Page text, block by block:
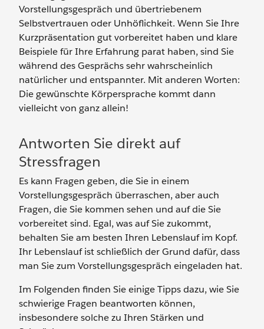
Vorstellungsgespräch und übertriebenem
Selbstvertrauen oder Unhöflichkeit. Wenn Sie Ihre
Kurzpräsentation gut vorbereitet haben und klare
Beispiele für Ihre Erfahrung parat haben, sind Sie
während des Gesprächs sehr wahrscheinlich
natürlicher und entspannter. Mit anderen Worten:
Die gewünschte Körpersprache kommt dann
vielleicht von ganz allein!
Antworten Sie direkt auf
Stressfragen
Es kann Fragen geben, die Sie in einem
Vorstellungsgespräch überraschen, aber auch
Fragen, die Sie kommen sehen und auf die Sie
vorbereitet sind. Egal, was auf Sie zukommt,
behalten Sie am besten Ihren Lebenslauf im Kopf.
Ihr Lebenslauf ist schließlich der Grund dafür, dass
man Sie zum Vorstellungsgespräch eingeladen hat.
Im Folgenden finden Sie einige Tipps dazu, wie Sie
schwierige Fragen beantworten können,
insbesondere solche zu Ihren Stärken und